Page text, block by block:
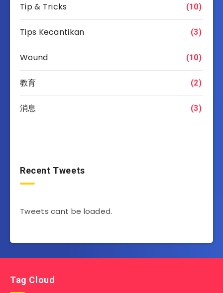
Tip & Tricks (10)
Tips Kecantikan (3)
Wound (10)
教育 (2)
消息 (3)
Recent Tweets
Tweets cant be loaded.
Tag Cloud